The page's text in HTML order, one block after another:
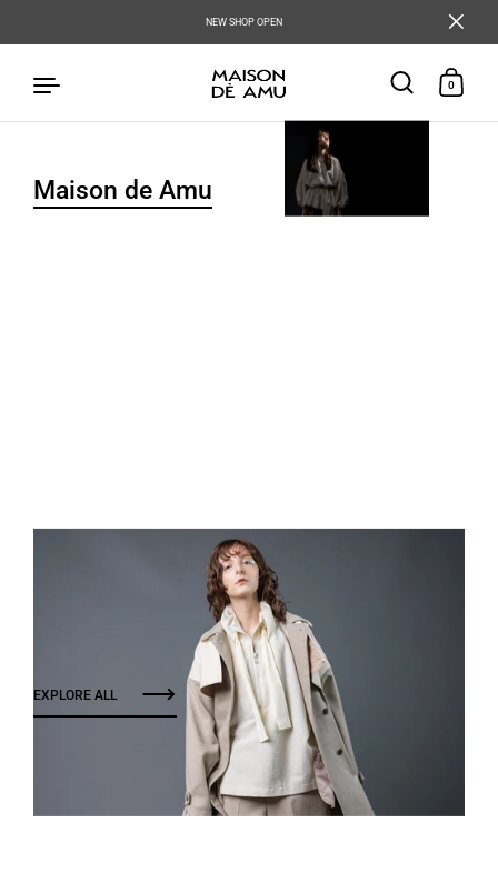
コンテンツへスキップ
NEW SHOP OPEN
0
Maison de Amu
EXPLORE ALL